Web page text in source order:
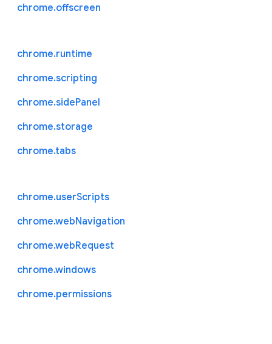
chrome.offscreen
chrome.runtime
chrome.scripting
chrome.sidePanel
chrome.storage
chrome.tabs
chrome.userScripts
chrome.webNavigation
chrome.webRequest
chrome.windows
chrome.permissions